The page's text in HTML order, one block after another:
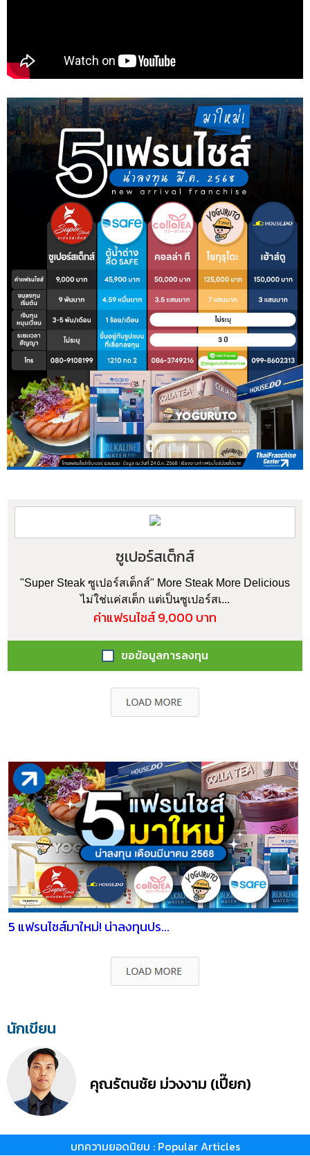
ซูเปอร์สเต็กส์
"Super Steak ซูเปอร์สเต็กส์" More Steak More Delicious
ไม่ใช่แค่สเต็ก แต่เป็นซูเปอร์สเ...
ค่าแฟรนไชส์ 9,000 บาท
ขอข้อมูลการลงทุน
5 แฟรนไชส์มาใหม่! น่าลงทุนปร...
นักเขียน
คุณรัตนชัย ม่วงงาม (เปี๊ยก)
บทความยอดนิยม : Popular Articles